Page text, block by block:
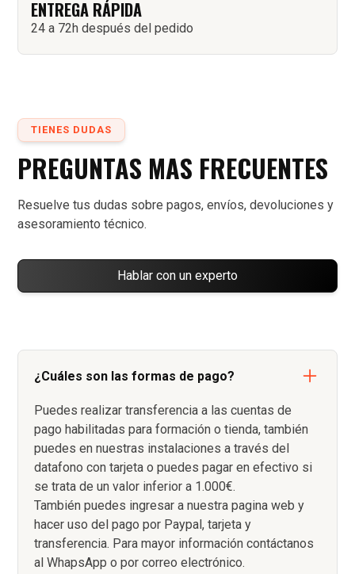
ENTREGA RÁPIDA
24 a 72h después del pedido
TIENES DUDAS
PREGUNTAS MAS FRECUENTES
Resuelve tus dudas sobre pagos, envíos, devoluciones y
asesoramiento técnico.
Hablar con un experto
¿Cuáles son las formas de pago?
Puedes realizar transferencia a las cuentas de
pago habilitadas para formación o tienda, también
puedes en nuestras instalaciones a través del
datafono con tarjeta o puedes pagar en efectivo si
se trata de un valor inferior a 1.000€.
También puedes ingresar a nuestra pagina web y
hacer uso del pago por Paypal, tarjeta y
transferencia. Para mayor información contáctanos
al WhapsApp o por correo electrónico.